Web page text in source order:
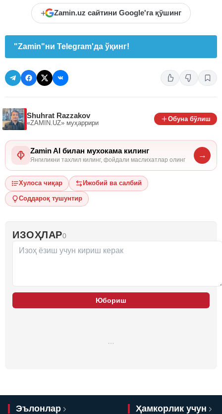
+ Zamin.uz сайтини Google'га қўшинг
"Zamin"ни Telegram'да ўқинг!
Shuhrat Razzakov
«ZAMIN.UZ» муҳаррири
Обуна бўлиш
Zamin AI билан мухокама килинг
Янгиликни тахлил килинг, фойдали маслихатлар олинг
→
Хулоса чиқар Ижобий ва салбий
Соддароқ тушунтир
ИЗОҲЛАР0
Юбориш
Эълонлар Ҳамкорлик учун